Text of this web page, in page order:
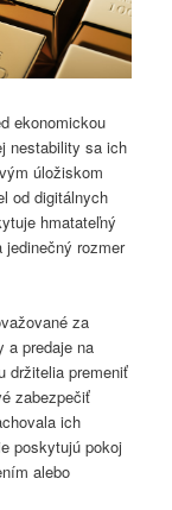
ekonomickou
nestability sa ich
úložiskom
od digitálnych
hmatateľný
rozmer
za
a predaje na
držitelia premeniť
zabezpečiť
ich
poskytujú pokoj
alebo